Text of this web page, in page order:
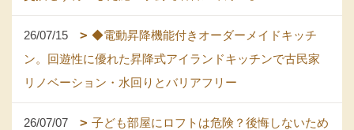
26/07/15
◆電動昇降機能付きオーダーメイドキッチ
ン。回遊性に優れた昇降式アイランドキッチンで古民家
リノベーション・水回りとバリアフリー
26/07/07
子ども部屋にロフトは危険？後悔しないため